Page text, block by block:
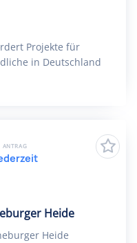
Projekte für
in Deutschland
Heide
Heide
ANTRAG